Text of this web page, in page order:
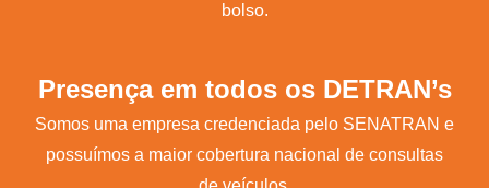
bolso.
Presença em todos os DETRAN’s
Somos uma empresa credenciada pelo SENATRAN e
possuímos a maior cobertura nacional de consultas